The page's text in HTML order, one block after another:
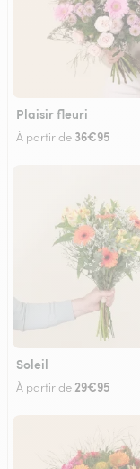
Plaisir fleuri
À partir de 36€95
Soleil
À partir de29€95